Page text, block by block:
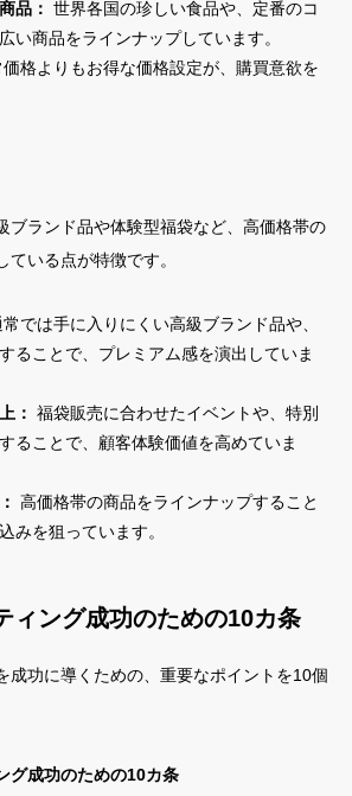
品： 世界各国の珍しい食品や、定番のコ
い商品をラインナップしています。
価格よりもお得な価格設定が、購買意欲を
ブランド品や体験型福袋など、高価格帯の
いる点が特徴です。
常では手に入りにくい高級ブランド品や、
ることで、プレミアム感を演出していま
： 福袋販売に合わせたイベントや、特別
ることで、顧客体験価値を高めていま
高価格帯の商品をラインナップすること
みを狙っています。
ィング成功のための10カ条
成功に導くための、重要なポイントを10個
グ成功のための10カ条